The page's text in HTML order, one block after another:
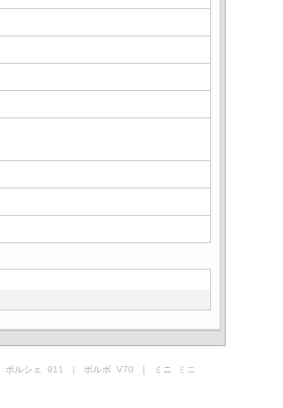
ルシェ 911 ｜ ボルボ V70 ｜ ミニ ミニ